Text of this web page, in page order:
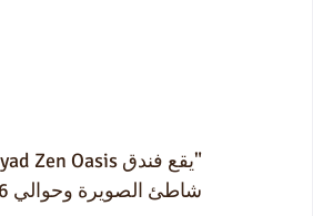
شاطئ الصويرة وحوالي 5.6 كم من ملعب Mogador للغولف المرموق.